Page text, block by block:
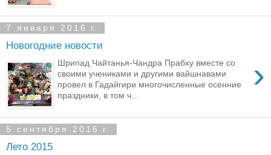
7 января 2016 г.
Новогодние новости
›
Шрипад Чайтанья-Чандра Прабху вместе со
своими учениками и другими вайшнавами
провел в Гадайгири многочисленные осенние
праздники, в том ч...
5 сентября 2015 г.
Лето 2015